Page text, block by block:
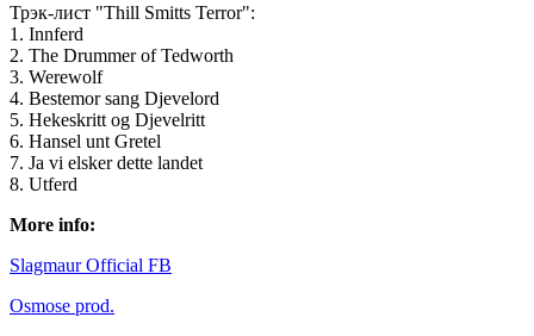
Трэк-лист "Thill Smitts Terror":
1. Innferd
2. The Drummer of Tedworth
3. Werewolf
4. Bestemor sang Djevelord
5. Hekeskritt og Djevelritt
6. Hansel unt Gretel
7. Ja vi elsker dette landet
8. Utferd
More info:
Slagmaur Official FB
Osmose prod.